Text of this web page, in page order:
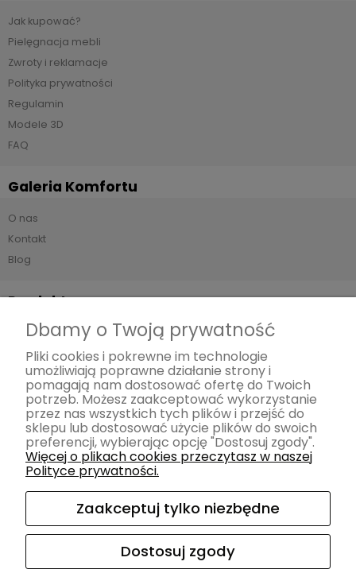
Jak kupować?
Pielęgnacja mebli
Zwroty i reklamacje
Polityka prywatności
Regulamin
Modele 3D
FAQ
Galeria Komfortu
O nas
Kontakt
Blog
Produkty
Sofy
Narożniki
Meble z funkcją spania Smart
Meble modułowe
Fotele
Pufy
Łóżka
Krzesła
Akcesoria
Dbamy o Twoją prywatność
Pliki cookies i pokrewne im technologie
umożliwiają poprawne działanie strony i
pomagają nam dostosować ofertę do Twoich
potrzeb. Możesz zaakceptować wykorzystanie
przez nas wszystkich tych plików i przejść do
sklepu lub dostosować użycie plików do swoich
preferencji, wybierając opcję "Dostosuj zgody".
Więcej o plikach cookies przeczytasz w naszej
Polityce prywatności.
Zaakceptuj tylko niezbędne
Dostosuj zgody